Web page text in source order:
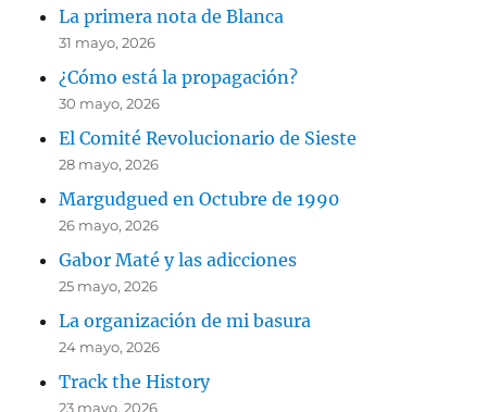
La primera nota de Blanca
31 mayo, 2026
¿Cómo está la propagación?
30 mayo, 2026
El Comité Revolucionario de Sieste
28 mayo, 2026
Margudgued en Octubre de 1990
26 mayo, 2026
Gabor Maté y las adicciones
25 mayo, 2026
La organización de mi basura
24 mayo, 2026
Track the History
23 mayo, 2026